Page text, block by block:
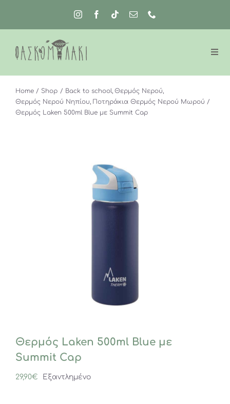
περιεχόμενο
Home Shop Back to school Θερμός Νερού
Θερμός Νερού Νηπίου Ποτηράκια Θερμός Νερού Μωρού
Θερμός Laken 500ml Blue με Summit Cap
Θερμός Laken 500ml Blue με
Summit Cap
29,90€ Εξαντλημένο